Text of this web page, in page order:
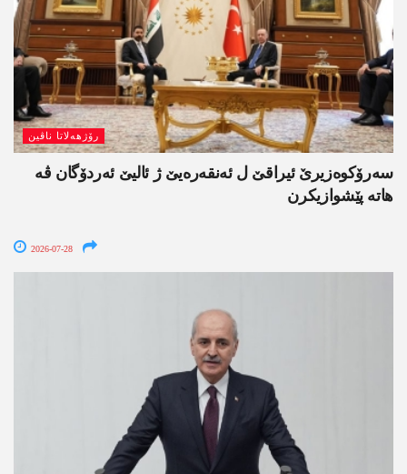
رۆژھەلاتا ناڤین
سەرۆکوەزیرێ ئیراقێ ل ئەنقەرەیێ ژ ئالیێ ئەردۆگان ڤە
ھاتە پێشوازیکرن
2026-07-28